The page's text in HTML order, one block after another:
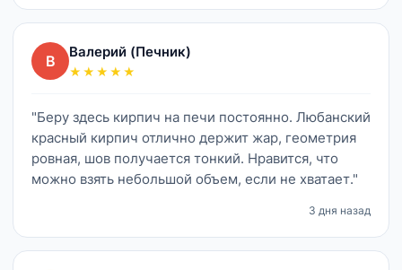
В Валерий (Печник)
★★★★★
"Беру здесь кирпич на печи постоянно. Любанский
красный кирпич отлично держит жар, геометрия
ровная, шов получается тонкий. Нравится, что
можно взять небольшой объем, если не хватает."
3 дня назад